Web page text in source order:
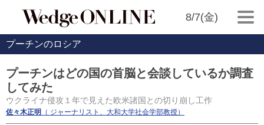
8/7(金)
プーチンのロシア
プーチンはどの国の首脳と会談しているか調査
してみた
ウクライナ侵攻１年で見えた欧米諸国との切り崩し工作
佐々木正明 （ ジャーナリスト、大和大学社会学部教授）